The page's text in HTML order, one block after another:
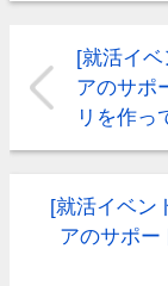
[就活イ
アのサポ
リを作っ
[就活イベン
アのサポー